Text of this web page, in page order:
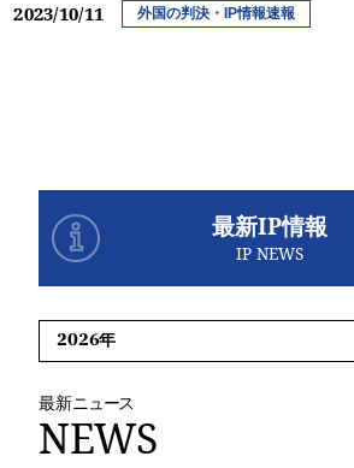
2023/10/11 外国の判決・IP情報速報
最新IP情報
IP NEWS
最新ニュース
NEWS